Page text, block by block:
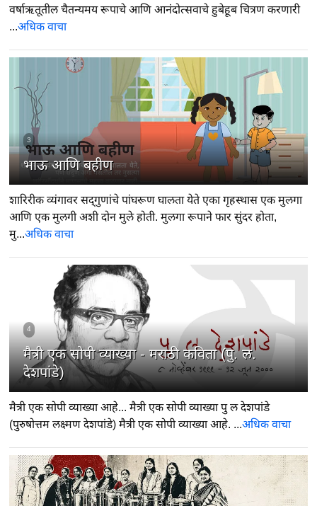
वर्षाऋतूतील चैतन्यमय रूपाचे आणि आनंदोत्सवाचे हुबेहूब चित्रण करणारी
...अधिक वाचा
3
भाऊ आणि बहीण
शारिरीक व्यंगावर सद्‍गुणांचे पांघरूण घालता येते एका गृहस्थास एक मुलगा
आणि एक मुलगी अशी दोन मुले होती. मुलगा रूपाने फार सुंदर होता,
मु...अधिक वाचा
4
मैत्री एक सोपी व्याख्या - मराठी कविता (पु. ल.
देशपांडे)
मैत्री एक सोपी व्याख्या आहे... मैत्री एक सोपी व्याख्या पु ल देशपांडे
(पुरुषोत्तम लक्ष्मण देशपांडे) मैत्री एक सोपी व्याख्या आहे. ...अधिक वाचा